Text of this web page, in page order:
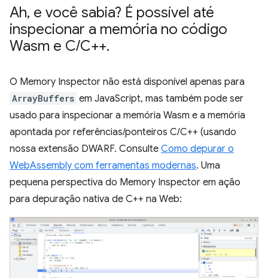
Ah, e você sabia? É possível até
inspecionar a memória no código
Wasm e C/C++.
O Memory Inspector não está disponível apenas para
ArrayBuffers em JavaScript, mas também pode ser
usado para inspecionar a memória Wasm e a memória
apontada por referências/ponteiros C/C++ (usando
nossa extensão DWARF. Consulte Como depurar o
WebAssembly com ferramentas modernas. Uma
pequena perspectiva do Memory Inspector em ação
para depuração nativa de C++ na Web: